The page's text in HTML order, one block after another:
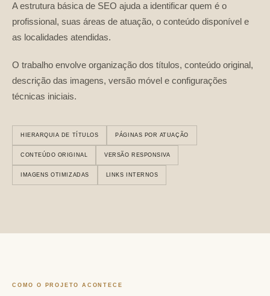
A estrutura básica de SEO ajuda a identificar quem é o
profissional, suas áreas de atuação, o conteúdo disponível e
as localidades atendidas.
O trabalho envolve organização dos títulos, conteúdo original,
descrição das imagens, versão móvel e configurações
técnicas iniciais.
HIERARQUIA DE TÍTULOS PÁGINAS POR ATUAÇÃO
CONTEÚDO ORIGINAL VERSÃO RESPONSIVA
IMAGENS OTIMIZADAS LINKS INTERNOS
COMO O PROJETO ACONTECE